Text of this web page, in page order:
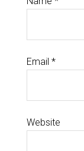
Email *
Website